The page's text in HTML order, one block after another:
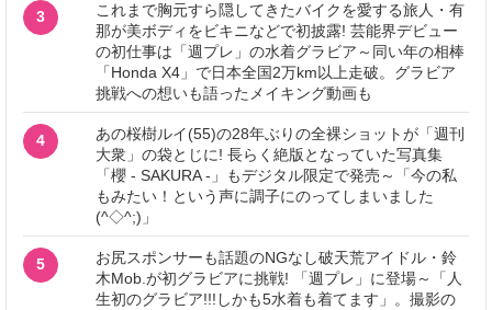
3
これまで胸元すら隠してきたバイクを愛する旅人・有
那が美ボディをビキニなどで初披露! 芸能界デビュー
の初仕事は「週プレ」の水着グラビア～同い年の相棒
「Honda X4」で日本全国2万km以上走破。グラビア
挑戦への想いも語ったメイキング動画も
4
あの桜樹ルイ(55)の28年ぶりの全裸ショットが「週刊
大衆」の袋とじに! 長らく絶版となっていた写真集
「櫻 - SAKURA -」もデジタル限定で発売～「今の私
もみたい！という声に調子にのってしまいました
(^◇^;)」
5
お尻スポンサーも話題のNGなし破天荒アイドル・鈴
木Mob.が初グラビアに挑戦! 「週プレ」に登場～「人
生初のグラビア!!!しかも5水着も着てます」。撮影の